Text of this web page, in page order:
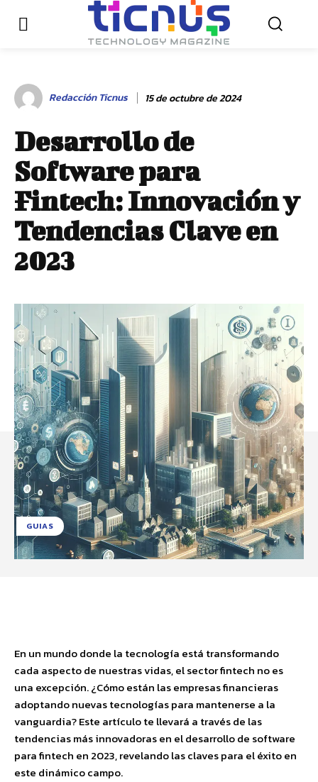
Redacción Ticnus 15 de octubre de 2024
Desarrollo de
Software para
Fintech: Innovación y
Tendencias Clave en
2023
GUIAS
En un mundo donde la tecnología está transformando
cada aspecto de nuestras vidas, el sector fintech no es
una excepción. ¿Cómo están las empresas financieras
adoptando nuevas tecnologías para mantenerse a la
vanguardia? Este artículo te llevará a través de las
tendencias más innovadoras en el desarrollo de software
para fintech en 2023, revelando las claves para el éxito en
este dinámico campo.